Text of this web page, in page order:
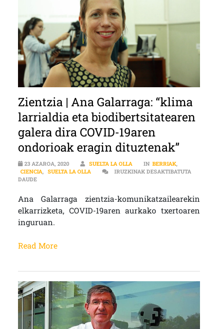
Zientzia | Ana Galarraga: “klima
larrialdia eta biodibertsitatearen
galera dira COVID-19aren
ondorioak eragin dituztenak”
23 AZAROA, 2020 SUELTA LA OLLA IN BERRIAK,
CIENCIA, SUELTA LA OLLA
IRUZKINAK DESAKTIBATUTA
DAUDEZIENTZIA | ANA GALARRAGA: “KLIMA LARRIALDIA ETA
Ana Galarraga zientzia-komunikatzailearekin
elkarrizketa, COVID-19aren aurkako txertoaren
inguruan.
Read More